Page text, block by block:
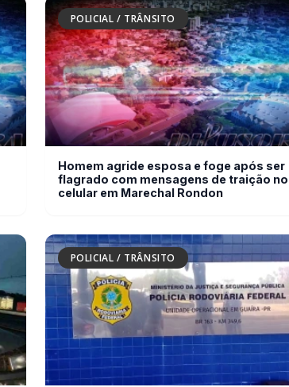
Homem agride esposa e foge após ser
flagrado com mensagens de traição no
celular em Marechal Rondon
POLICIAL / TRÂNSITO
PRF descobre mais de 25 kg de haxixe
marroquino e crack escondidos nas
portas de veículo em Guaíra (PR)